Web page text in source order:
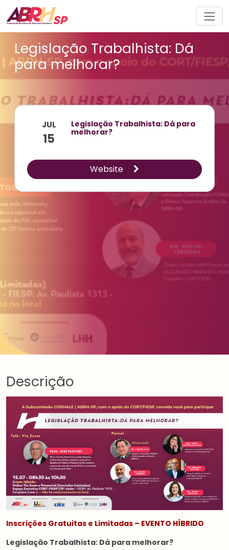
Navegação principal
Legislação Trabalhista: Dá
para melhorar?
JUL
15
Legislação Trabalhista: Dá para
melhorar?
Website
Descrição
Inscrições Gratuitas e Limitadas – EVENTO HÍBRIDO
Legislação Trabalhista: Dá para melhorar?